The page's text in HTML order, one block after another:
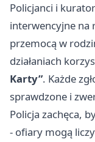
Policjanci i
interwencyjne na
przemocą w
działaniach
Karty”. Każde
sprawdzone i
Policja zachęca,
- ofiary mogą